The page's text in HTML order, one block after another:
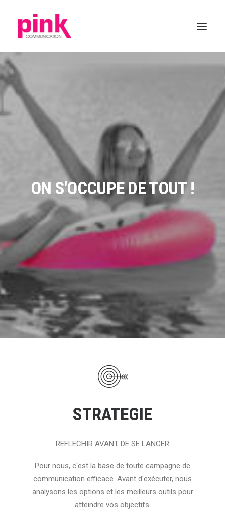
ON S'OCCUPE DE TOUT !
STRATEGIE
REFLECHIR AVANT DE SE LANCER
Pour nous, c'est la base de toute campagne de
communication efficace. Avant d'exécuter, nous
analysons les options et les meilleurs outils pour
atteindre vos objectifs.